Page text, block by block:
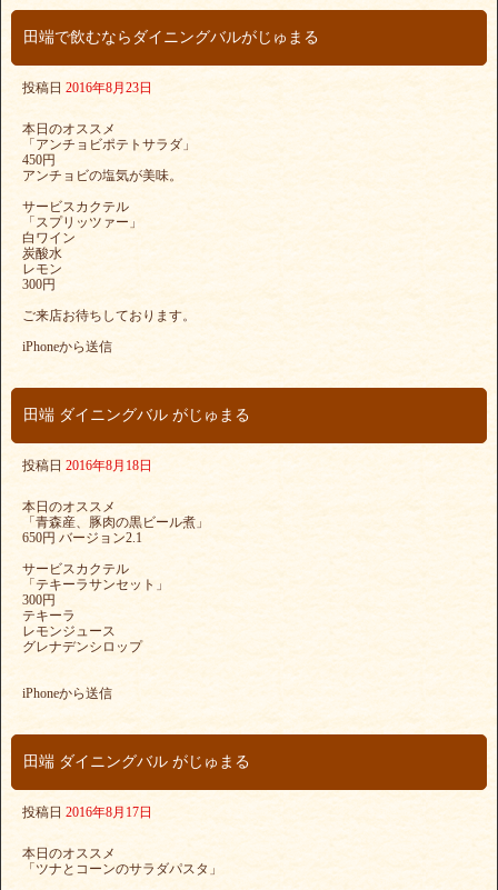
田端で飲むならダイニングバルがじゅまる
投稿日 2016年8月23日
本日のオススメ
「アンチョビポテトサラダ」
450円
アンチョビの塩気が美味。
サービスカクテル
「スプリッツァー」
白ワイン
炭酸水
レモン
300円
ご来店お待ちしております。
iPhoneから送信
田端 ダイニングバル がじゅまる
投稿日 2016年8月18日
本日のオススメ
「青森産、豚肉の黒ビール煮」
650円 バージョン2.1
サービスカクテル
「テキーラサンセット」
300円
テキーラ
レモンジュース
グレナデンシロップ
iPhoneから送信
田端 ダイニングバル がじゅまる
投稿日 2016年8月17日
本日のオススメ
「ツナとコーンのサラダパスタ」